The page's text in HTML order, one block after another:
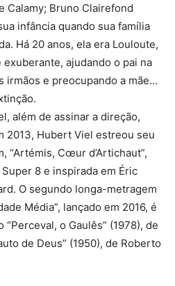
Calamy; Bruno Clairefond
infância quando sua família
Há 20 anos, ela era Louloute,
ajudando o pai na
irmãos e preocupando a mãe…
além de assinar a direção,
2013, Hubert Viel estreou seu
“Artémis, Cœur d’Artichaut”,
8 e inspirada em Éric
O segundo longa-metragem
Média”, lançado em 2016, é
o Gaulês” (1978), de
de Deus” (1950), de Roberto